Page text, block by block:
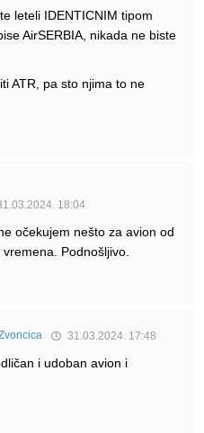
leteli IDENTICNIM tipom
AirSERBIA, nikada ne biste
ATR, pa sto njima to ne
18:04
očekujem nešto za avion od
Podnošljivo.
31.03.2024. 17:48
i udoban avion i